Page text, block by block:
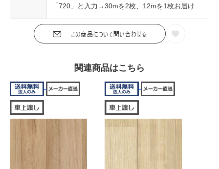
「720」と入力→30mを2枚、12mを1枚お届け
関連商品はこちら